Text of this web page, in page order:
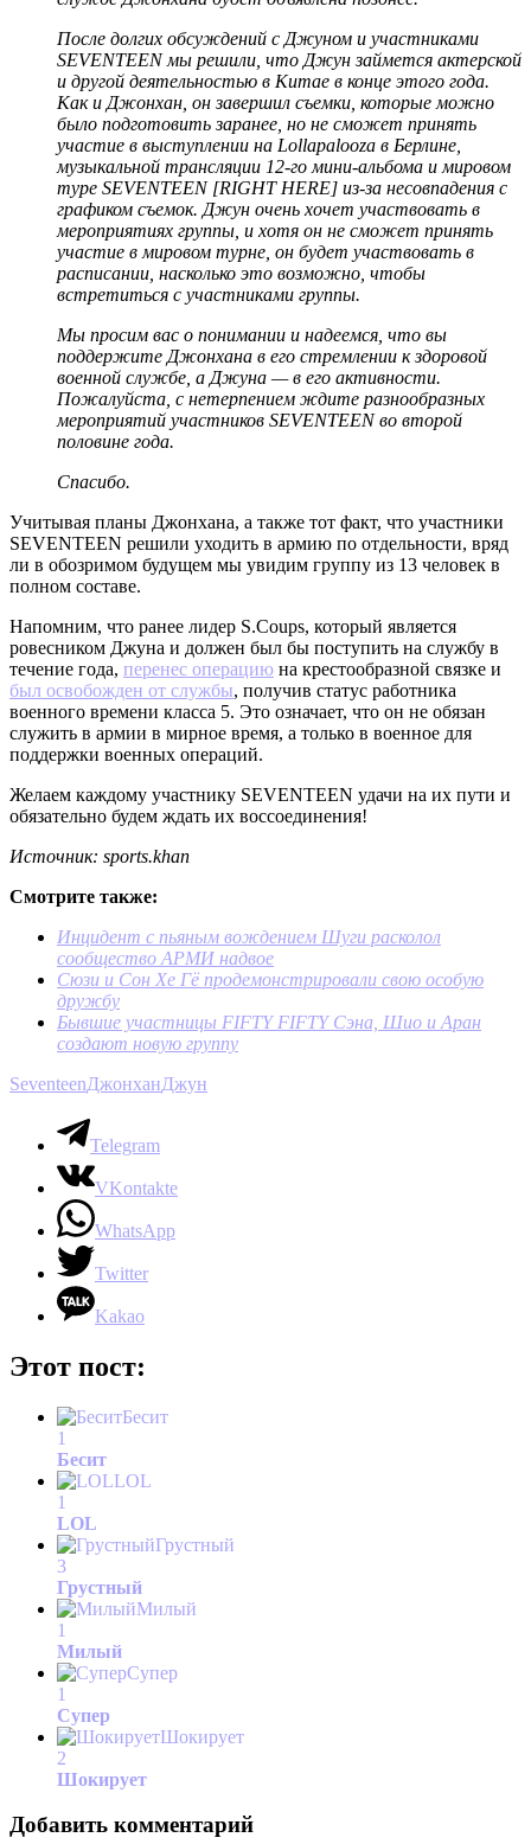
После долгих обсуждений с Джуном и участниками
SEVENTEEN мы решили, что Джун займется актерской
и другой деятельностью в Китае в конце этого года.
Как и Джонхан, он завершил съемки, которые можно
было подготовить заранее, но не сможет принять
участие в выступлении на Lollapalooza в Берлине,
музыкальной трансляции 12-го мини-альбома и мировом
туре SEVENTEEN [RIGHT HERE] из-за несовпадения с
графиком съемок. Джун очень хочет участвовать в
мероприятиях группы, и хотя он не сможет принять
участие в мировом турне, он будет участвовать в
расписании, насколько это возможно, чтобы
встретиться с участниками группы.
Мы просим вас о понимании и надеемся, что вы
поддержите Джонхана в его стремлении к здоровой
военной службе, а Джуна — в его активности.
Пожалуйста, с нетерпением ждите разнообразных
мероприятий участников SEVENTEEN во второй
половине года.
Спасибо.
Учитывая планы Джонхана, а также тот факт, что участники
SEVENTEEN решили уходить в армию по отдельности, вряд
ли в обозримом будущем мы увидим группу из 13 человек в
полном составе.
Напомним, что ранее лидер S.Coups, который является
ровесником Джуна и должен был бы поступить на службу в
течение года, перенес операцию на крестообразной связке и
был освобожден от службы, получив статус работника
военного времени класса 5. Это означает, что он не обязан
служить в армии в мирное время, а только в военное для
поддержки военных операций.
Желаем каждому участнику SEVENTEEN удачи на их пути и
обязательно будем ждать их воссоединения!
Источник: sports.khan
Смотрите также:
Инцидент с пьяным вождением Шуги расколол
сообщество АРМИ надвое
Сюзи и Сон Хе Гё продемонстрировали свою особую
дружбу
Бывшие участницы FIFTY FIFTY Сэна, Шио и Аран
создают новую группу
SeventeenДжонханДжун
Telegram
VKontakte
WhatsApp
Twitter
Kakao
Этот пост:
Бесит
1
Бесит
LOL
1
LOL
Грустный
3
Грустный
Милый
1
Милый
Супер
1
Супер
Шокирует
2
Шокирует
Добавить комментарий